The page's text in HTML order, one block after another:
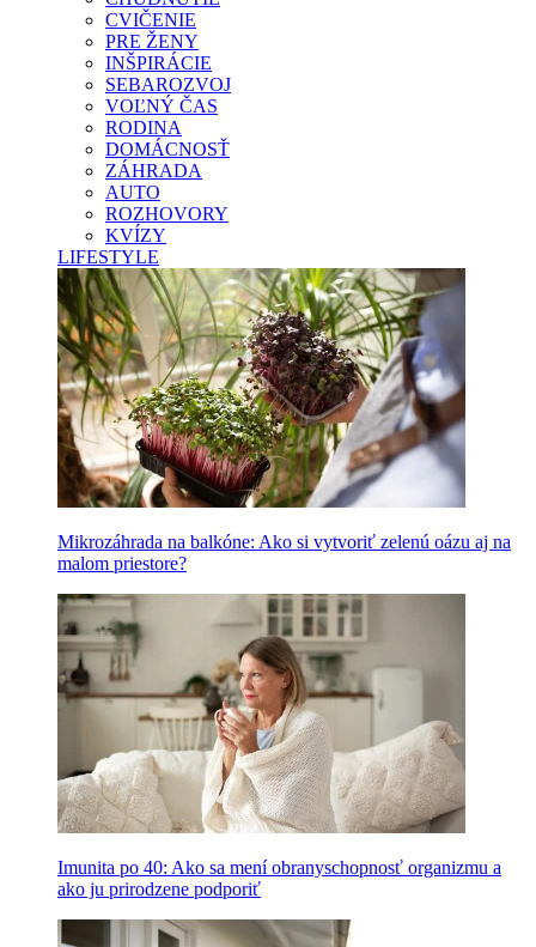
CVIČENIE
PRE ŽENY
INŠPIRÁCIE
SEBAROZVOJ
VOĽNÝ ČAS
RODINA
DOMÁCNOSŤ
ZÁHRADA
AUTO
ROZHOVORY
KVÍZY
LIFESTYLE
Mikrozáhrada na balkóne: Ako si vytvoriť zelenú oázu aj na
malom priestore?
Imunita po 40: Ako sa mení obranyschopnosť organizmu a
ako ju prirodzene podporiť